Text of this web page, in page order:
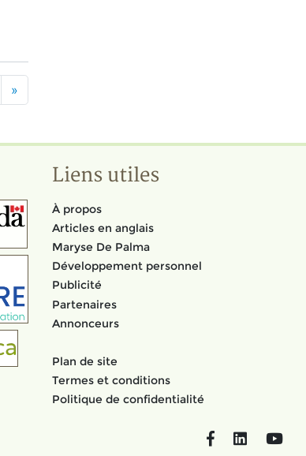
»
Liens utiles
À propos
Articles en anglais
Maryse De Palma
Développement personnel
Publicité
Partenaires
Annonceurs
Plan de site
Termes et conditions
Politique de confidentialité
FacebookLinkedIn